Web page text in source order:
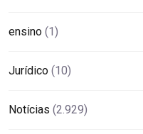
ensino (1)
Jurídico (10)
Notícias (2.929)